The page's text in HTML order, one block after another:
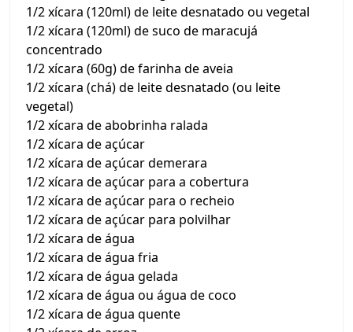
1/2 xícara (120ml) de leite desnatado ou vegetal
1/2 xícara (120ml) de suco de maracujá
concentrado
1/2 xícara (60g) de farinha de aveia
1/2 xícara (chá) de leite desnatado (ou leite
vegetal)
1/2 xícara de abobrinha ralada
1/2 xícara de açúcar
1/2 xícara de açúcar demerara
1/2 xícara de açúcar para a cobertura
1/2 xícara de açúcar para o recheio
1/2 xícara de açúcar para polvilhar
1/2 xícara de água
1/2 xícara de água fria
1/2 xícara de água gelada
1/2 xícara de água ou água de coco
1/2 xícara de água quente